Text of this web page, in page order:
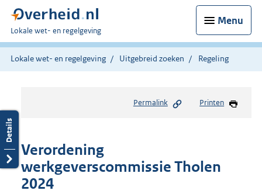
Menu
U
bent
hier:
Lokale wet- en regelgeving
Lokale wet- en regelgeving Uitgebreid zoeken Regeling
Permalink Printen
Verordening
werkgeverscommissie Tholen
2024